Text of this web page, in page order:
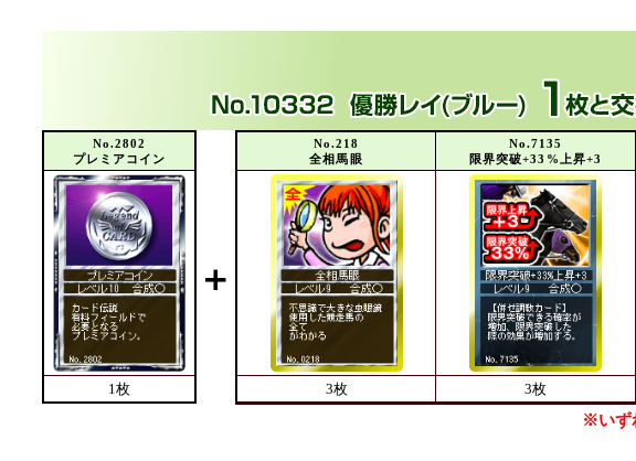
No.2802
プレミアコイン
1枚
＋
No.218
全相馬眼
No.7135
限界突破+33%上昇+3
3枚 3枚
※いず